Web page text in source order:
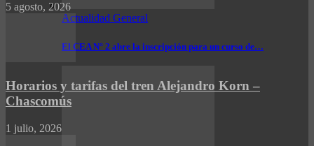
Actualidad General
El CEA N° 2 abre la inscripción para un curso de…
5 agosto, 2026
Horarios y tarifas del tren Alejandro Korn –
Chascomús
1 julio, 2026